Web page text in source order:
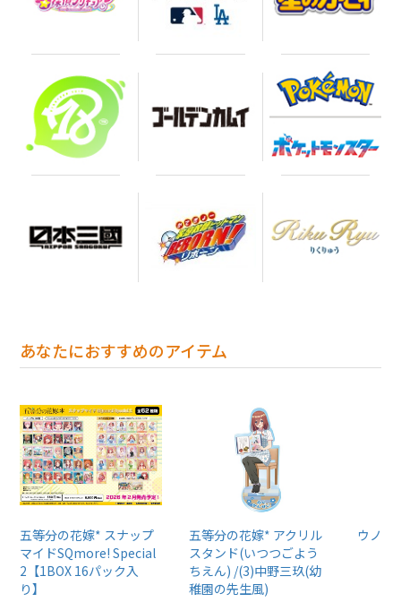
あなたにおすすめのアイテム
五等分の花嫁* スナップ
マイドSQmore! Special
2【1BOX 16パック入
り】
五等分の花嫁* アクリル
スタンド(いつつごよう
ちえん) /(3)中野三玖(幼
稚園の先生風)
ウノ